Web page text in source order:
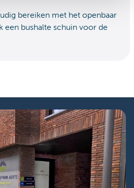
bereiken met het openbaar
een bushalte schuin voor de